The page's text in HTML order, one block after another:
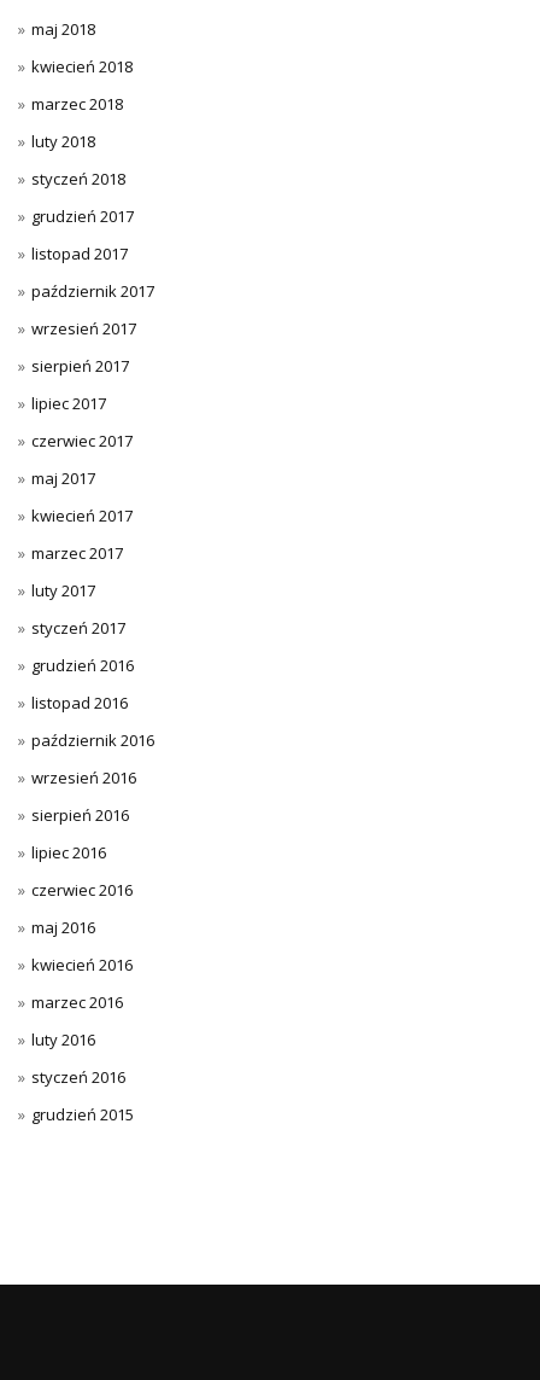
maj 2018
kwiecień 2018
marzec 2018
luty 2018
styczeń 2018
grudzień 2017
listopad 2017
październik 2017
wrzesień 2017
sierpień 2017
lipiec 2017
czerwiec 2017
maj 2017
kwiecień 2017
marzec 2017
luty 2017
styczeń 2017
grudzień 2016
listopad 2016
październik 2016
wrzesień 2016
sierpień 2016
lipiec 2016
czerwiec 2016
maj 2016
kwiecień 2016
marzec 2016
luty 2016
styczeń 2016
grudzień 2015